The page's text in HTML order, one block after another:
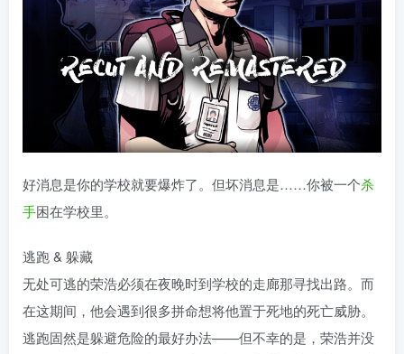
好消息是你的学校就要爆炸了。但坏消息是……你被一个杀
手困在学校里。
逃跑 & 躲藏
无处可逃的荣浩必须在夜晚时到学校的走廊那寻找出路。而
在这期间，他会遇到很多拼命想将他置于死地的死亡威胁。
逃跑固然是躲避危险的最好办法——但不幸的是，荣浩并没